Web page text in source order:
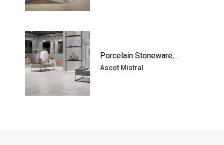
Porcelain Stoneware,
Δάπεδο,Πλακάκια
Ascot Mistral